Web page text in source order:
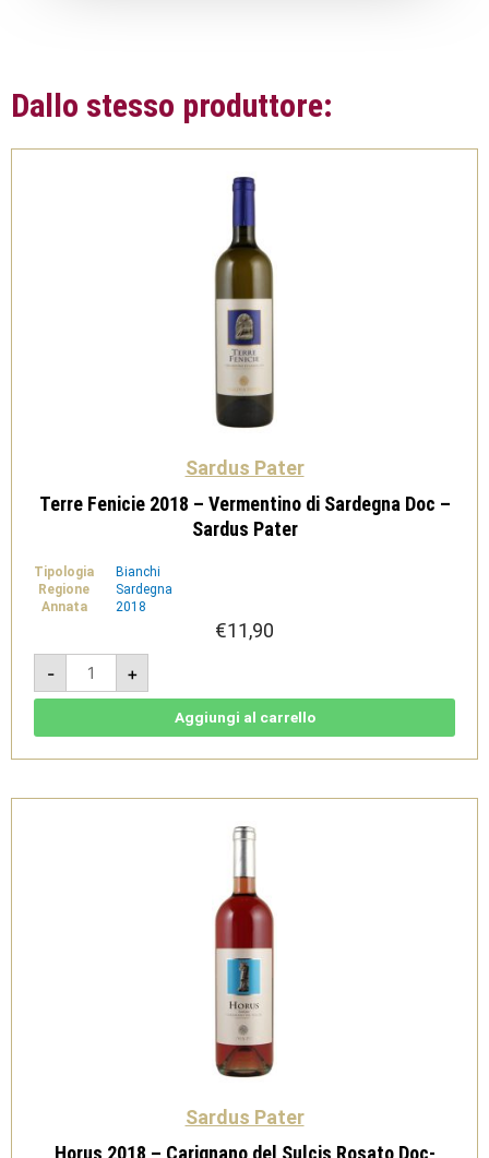
Dallo stesso produttore:
Sardus Pater
Terre Fenicie 2018 – Vermentino di Sardegna Doc –
Sardus Pater
Tipologia
Bianchi
Regione
Sardegna
Annata
2018
€11,90
-
Terre
Fenicie
2018
-
Doc
Pater
+
Aggiungi al carrello
Sardus Pater